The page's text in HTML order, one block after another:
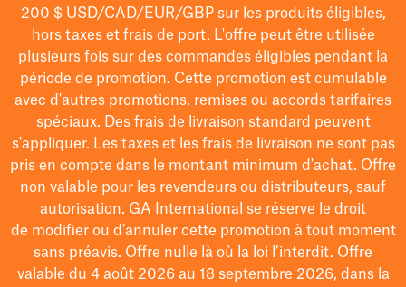
200 $USD/CAD/EUR/GBPsur les produits éligibles,
hors taxes et frais de port. L'offre peut être utilisée
plusieurs fois sur des commandes éligibles pendant la
période de promotion. Cette promotion est cumulable
avec d'autres promotions, remises ou accords tarifaires
spéciaux. Des frais de livraison standard peuvent
s'appliquer. Les taxes et les frais de livraison ne sont pas
pris en compte dans le montant minimum d'achat. Offre
non valable pour les revendeurs ou distributeurs, sauf
autorisation. GA International se réserve le droit
de modifierou d’annuler cette promotion à tout moment
sans préavis. Offre nulle là où la loi l’interdit. Offre
valable du 4 août 2026 au 18 septembre 2026, dans la